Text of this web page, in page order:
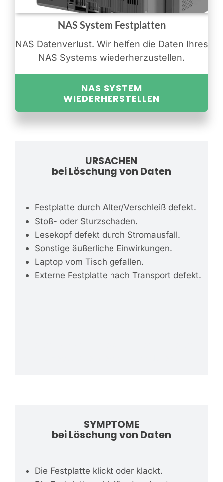
NAS System Festplatten
NAS Datenverlust. Wir helfen die Daten Ihres
NAS Systems wiederherzustellen.
NAS SYSTEM
WIEDERHERSTELLEN
URSACHEN
bei Löschung von Daten
Festplatte durch Alter/Verschleiß defekt.
Stoß- oder Sturzschaden.
Lesekopf defekt durch Stromausfall.
Sonstige äußerliche Einwirkungen.
Laptop vom Tisch gefallen.
Externe Festplatte nach Transport defekt.
SYMPTOME
bei Löschung von Daten
Die Festplatte klickt oder klackt.